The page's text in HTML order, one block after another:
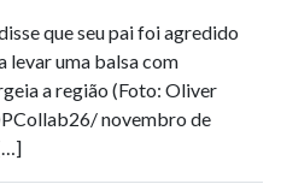
que seu pai foi agredido
levar uma balsa com
a região (Foto: Oliver
novembro de